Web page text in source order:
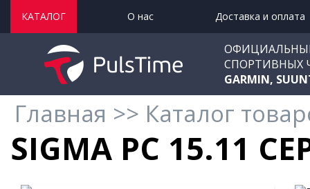
КАТАЛОГ О нас Доставка и оплата
СПОРТИВНЫХ
GARMIN,
Главная >> Каталог
SIGMA PC 15.11